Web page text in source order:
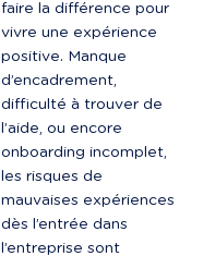
faire la différence pour
vivre une expérience
positive. Manque
d’encadrement,
difficulté à trouver de
l’aide, ou encore
onboarding incomplet,
les risques de
mauvaises expériences
dès l’entrée dans
l’entreprise sont